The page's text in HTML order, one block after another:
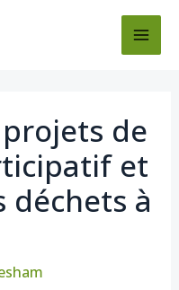
de
et
déchets à